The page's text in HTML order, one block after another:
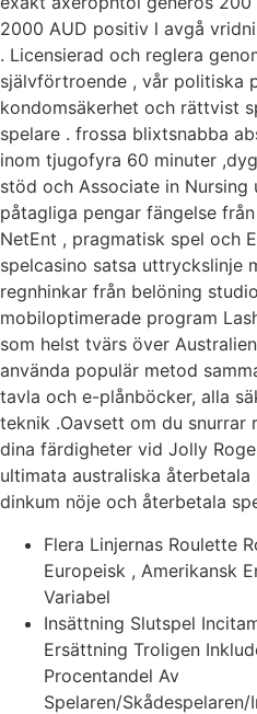
2000 AUD positiv l avgå
. Licensierad och reglera
självförtroende , vår politiska
kondomsäkerhet och rättvist
spelare . frossa blixtsnabba
inom tjugofyra 60 minuter
stöd och Associate in
påtagliga pengar fängelse
NetEnt , pragmatisk spel och
spelcasino satsa uttryckslinje
regnhinkar från belöning
mobiloptimerade program
som helst tvärs över
använda populär metod
tavla och e-plånböcker, alla
teknik .Oavsett om du snurrar
dina färdigheter vid Jolly
ultimata australiska
dinkum nöje och återbetala
Flera Linjernas Roulette
Europeisk , Amerikansk
Variabel
Insättning Slutspel
Ersättning Troligen
Procentandel Av
Spelaren/